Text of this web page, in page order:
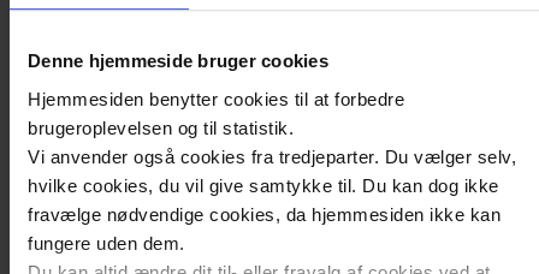
Denne hjemmeside bruger cookies
Hjemmesiden benytter cookies til at forbedre
brugeroplevelsen og til statistik.
Vi anvender også cookies fra tredjeparter. Du vælger selv,
hvilke cookies, du vil give samtykke til. Du kan dog ikke
fravælge nødvendige cookies, da hjemmesiden ikke kan
fungere uden dem.